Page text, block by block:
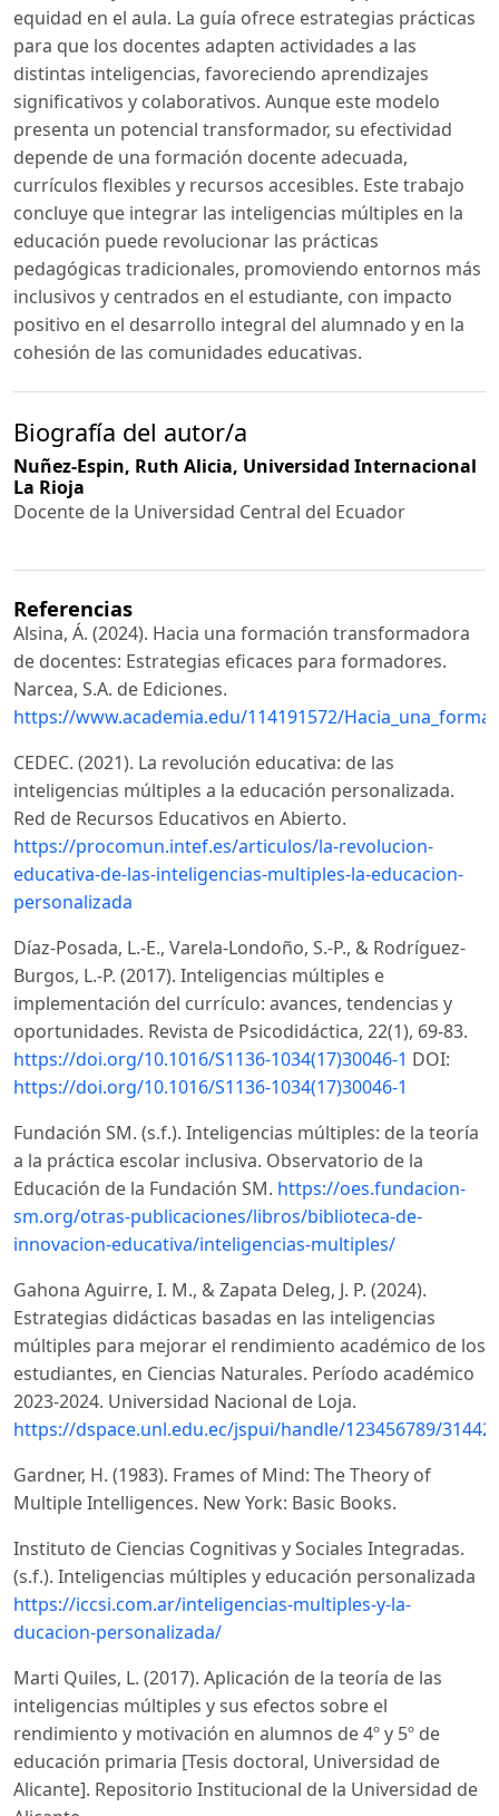
equidad en el aula. La guía ofrece estrategias prácticas
para que los docentes adapten actividades a las
distintas inteligencias, favoreciendo aprendizajes
significativos y colaborativos. Aunque este modelo
presenta un potencial transformador, su efectividad
depende de una formación docente adecuada,
currículos flexibles y recursos accesibles. Este trabajo
concluye que integrar las inteligencias múltiples en la
educación puede revolucionar las prácticas
pedagógicas tradicionales, promoviendo entornos más
inclusivos y centrados en el estudiante, con impacto
positivo en el desarrollo integral del alumnado y en la
cohesión de las comunidades educativas.
Biografía del autor/a
Nuñez-Espin, Ruth Alicia, Universidad Internacional
La Rioja
Docente de la Universidad Central del Ecuador
Referencias
Alsina, Á. (2024). Hacia una formación transformadora
de docentes: Estrategias eficaces para formadores.
Narcea, S.A. de Ediciones.
https://www.academia.edu/114191572/
CEDEC. (2021). La revolución educativa: de las
inteligencias múltiples a la educación personalizada.
Red de Recursos Educativos en Abierto.
https://procomun.intef.es/articulos/la-revolucion-
educativa-de-las-inteligencias-multiples-la-educacion-
personalizada
Díaz-Posada, L.-E., Varela-Londoño, S.-P., & Rodríguez-
Burgos, L.-P. (2017). Inteligencias múltiples e
implementación del currículo: avances, tendencias y
oportunidades. Revista de Psicodidáctica, 22(1), 69-83.
https://doi.org/10.1016/S1136-1034(17)30046-1 DOI:
https://doi.org/10.1016/S1136-1034(17)30046-1
Fundación SM. (s.f.). Inteligencias múltiples: de la teoría
a la práctica escolar inclusiva. Observatorio de la
Educación de la Fundación SM. https://oes.fundacion-
sm.org/otras-publicaciones/libros/biblioteca-de-
innovacion-educativa/inteligencias-multiples/
Gahona Aguirre, I. M., & Zapata Deleg, J. P. (2024).
Estrategias didácticas basadas en las inteligencias
múltiples para mejorar el rendimiento académico de los
estudiantes, en Ciencias Naturales. Período académico
2023-2024. Universidad Nacional de Loja.
https://dspace.unl.edu.ec/jspui/handle/123456789/31442
Gardner, H. (1983). Frames of Mind: The Theory of
Multiple Intelligences. New York: Basic Books.
Instituto de Ciencias Cognitivas y Sociales Integradas.
(s.f.). Inteligencias múltiples y educación personalizada
https://iccsi.com.ar/inteligencias-multiples-y-la-
ducacion-personalizada/
Marti Quiles, L. (2017). Aplicación de la teoría de las
inteligencias múltiples y sus efectos sobre el
rendimiento y motivación en alumnos de 4º y 5º de
educación primaria [Tesis doctoral, Universidad de
Alicante]. Repositorio Institucional de la Universidad de